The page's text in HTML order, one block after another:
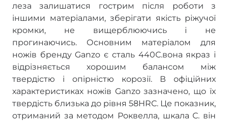
леза залишатися гострим після роботи з
іншими матеріалами, зберігати якість ріжучої
кромки, не вищерблюючись і не
прогинаючись. Основним матеріалом для
ножів бренду Ganzo є сталь 440С.вона якраз і
відрізняється хорошим балансом між
твердістю і опірністю корозії. В офіційних
характеристиках ножів Ganzo зазначено, що їх
твердість близька до рівня 58HRC. Це показник,
отриманий за методом Роквелла, шкала С. він